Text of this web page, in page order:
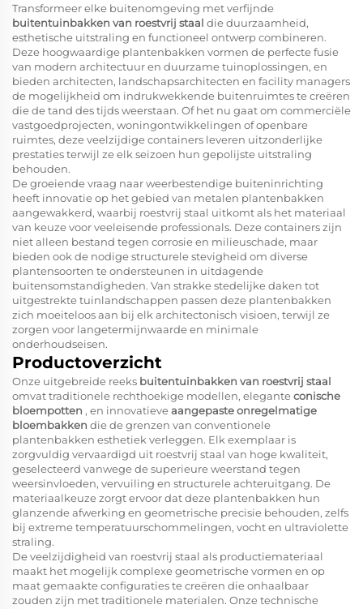
Transformeer elke buitenomgeving met verfijnde
buitentuinbakken van roestvrij staal die duurzaamheid,
esthetische uitstraling en functioneel ontwerp combineren.
Deze hoogwaardige plantenbakken vormen de perfecte fusie
van modern architectuur en duurzame tuinoplossingen, en
bieden architecten, landschapsarchitecten en facility managers
de mogelijkheid om indrukwekkende buitenruimtes te creëren
die de tand des tijds weerstaan. Of het nu gaat om commerciële
vastgoedprojecten, woningontwikkelingen of openbare
ruimtes, deze veelzijdige containers leveren uitzonderlijke
prestaties terwijl ze elk seizoen hun gepolijste uitstraling
behouden.
De groeiende vraag naar weerbestendige buiteninrichting
heeft innovatie op het gebied van metalen plantenbakken
aangewakkerd, waarbij roestvrij staal uitkomt als het materiaal
van keuze voor veeleisende professionals. Deze containers zijn
niet alleen bestand tegen corrosie en milieuschade, maar
bieden ook de nodige structurele stevigheid om diverse
plantensoorten te ondersteunen in uitdagende
buitensomstandigheden. Van strakke stedelijke daken tot
uitgestrekte tuinlandschappen passen deze plantenbakken
zich moeiteloos aan bij elk architectonisch visioen, terwijl ze
zorgen voor langetermijnwaarde en minimale
onderhoudseisen.
Productoverzicht
Onze uitgebreide reeks buitentuinbakken van roestvrij staal
omvat traditionele rechthoekige modellen, eleganteconische
bloempotten , en innovatieveaangepaste onregelmatige
bloembakken die de grenzen van conventionele
plantenbakken esthetiek verleggen. Elk exemplaar is
zorgvuldig vervaardigd uit roestvrij staal van hoge kwaliteit,
geselecteerd vanwege de superieure weerstand tegen
weersinvloeden, vervuiling en structurele achteruitgang. De
materiaalkeuze zorgt ervoor dat deze plantenbakken hun
glanzende afwerking en geometrische precisie behouden, zelfs
bij extreme temperatuurschommelingen, vocht en ultraviolette
straling.
De veelzijdigheid van roestvrij staal als productiemateriaal
maakt het mogelijk complexe geometrische vormen en op
maat gemaakte configuraties te creëren die onhaalbaar
zouden zijn met traditionele materialen. Onze technische